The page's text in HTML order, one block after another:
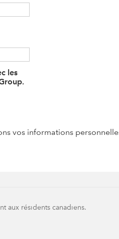
les
vos informations
aux résidents canadiens.